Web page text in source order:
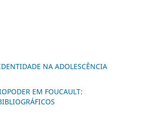
NA ADOLESCÊNCIA
EM FOUCAULT: